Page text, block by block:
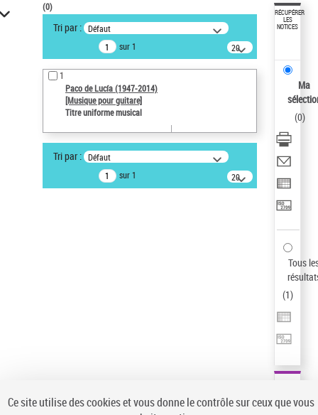
VOTRE RECHERCHE
Recherche avancée dans les
notices d’autorité
Œuvres liées à l'auteur :
Paco de Lucía (1947-2014)
Type de notice d'autorité
ne s'applique pas
Sauvegarder votre recherche
(0)
Tri par : Défaut
sur 1
20
résultats/page
1
Paco de Lucía (1947-2014)
[Musique pour guitare]
Titre uniforme musical
Tri par : Défaut
sur 1
20
résultats/page
RÉCUPÉRER
LES
NOTICES
Ma
(0)
Tous
(1)
Ce site utilise des cookies et vous donne le contrôle sur ceux que vous